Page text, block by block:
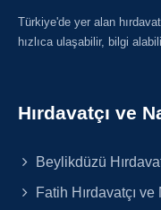
Türkiye'de yer alan
hızlıca ulaşabilir, bilgi
Hırdavatçı ve
Beylikdüzü
Fatih Hırdavatçı